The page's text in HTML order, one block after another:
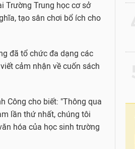
Trường Trung học cơ sở
tạo sân chơi bổ ích cho
đã tổ chức đa dạng các
cảm nhận về cuốn sách
Công cho biết: "Thông qua
lần thứ nhất, chúng tôi
hóa của học sinh trường